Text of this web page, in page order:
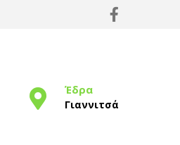
Έδρα
Γιαννιτσά